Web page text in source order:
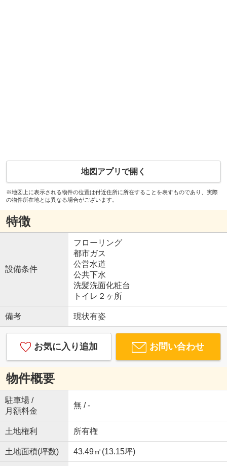
地図アプリで開く
※地図上に表示される物件の位置は付近住所に所在することを表すものであり、実際
の物件所在地とは異なる場合がございます。
特徴
設備条件
フローリング
都市ガス
公営水道
公共下水
洗髪洗面化粧台
トイレ２ヶ所
備考 現状有姿
お気に入り追加 お問い合わせ
物件概要
駐車場 /
月額料金
無 / -
土地権利 所有権
土地面積(坪数) 43.49㎡(13.15坪)